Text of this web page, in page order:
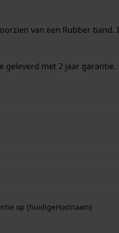
van een Rubber band.
geleverd met 2 jaar garantie.
op [huidigeHostnaam]